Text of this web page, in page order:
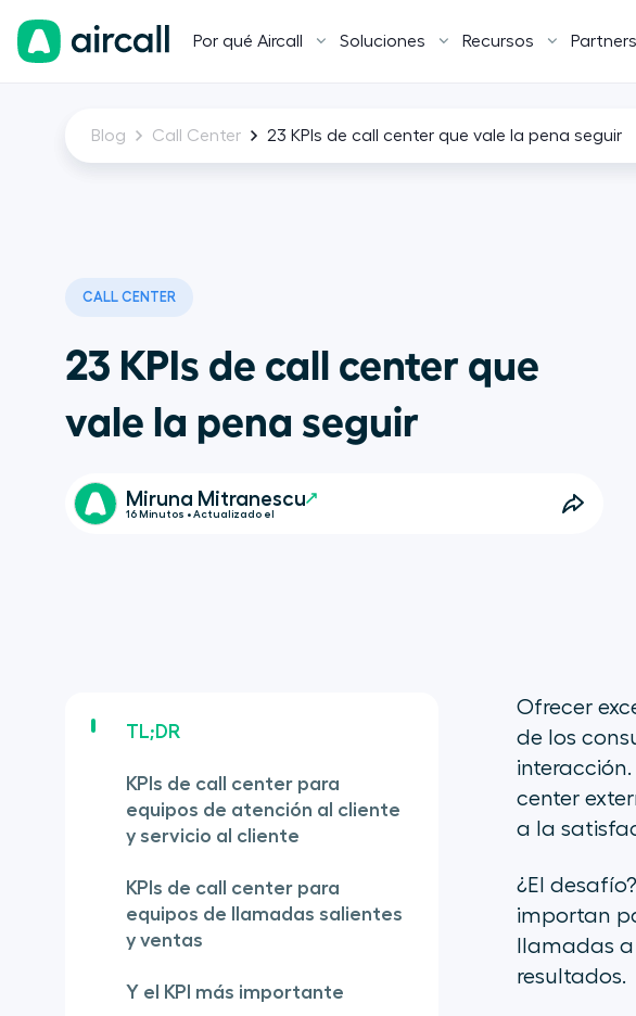
Por qué Aircall Soluciones Recursos Partners
Blog Call Center 23 KPIs de call center que vale la pena seguir
CALL CENTER
23 KPIs de call center que
vale la pena seguir
Miruna Mitranescu
16 Minutos • Actualizado el
TL;DR
KPIs de call center para
equipos de atención al cliente
y servicio al cliente
KPIs de call center para
equipos de llamadas salientes
y ventas
Y el KPI más importante
Ofrecer
de los
center
a la
¿El
importan
llamadas
resultados.